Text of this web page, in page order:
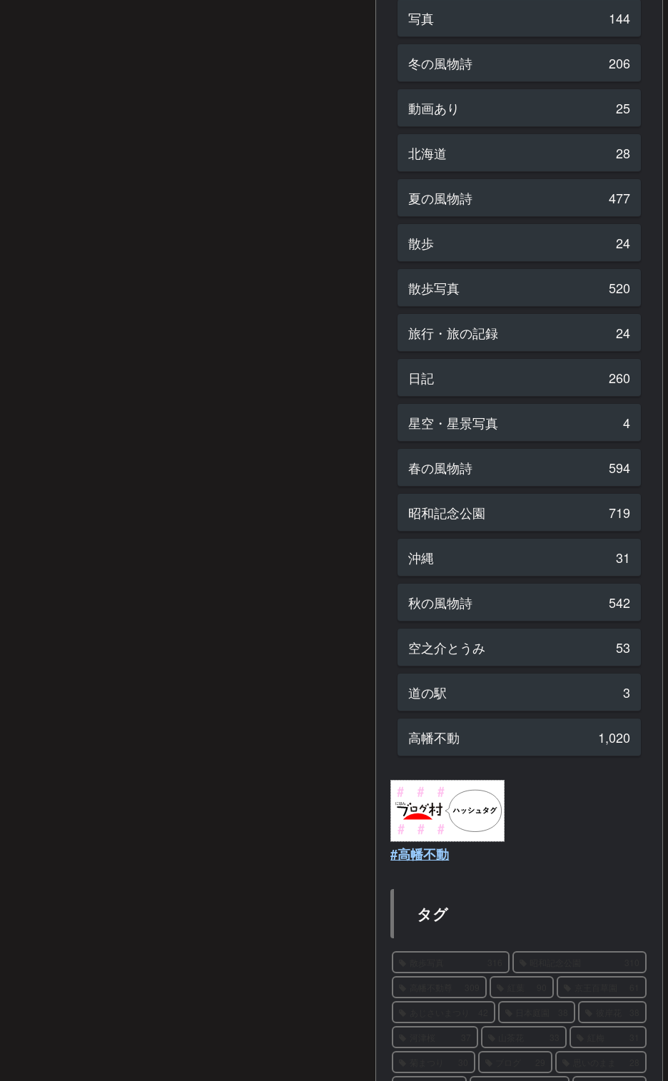
写真 144
冬の風物詩 206
動画あり 25
北海道 28
夏の風物詩 477
散歩 24
散歩写真 520
旅行・旅の記録 24
日記 260
星空・星景写真 4
春の風物詩 594
昭和記念公園 719
沖縄 31
秋の風物詩 542
空之介とうみ 53
道の駅 3
高幡不動 1,020
#高幡不動
タグ